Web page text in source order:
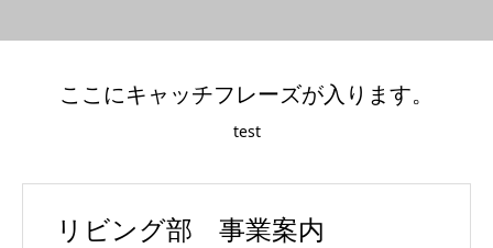
ここにキャッチフレーズが入ります。
test
リビング部 事業案内